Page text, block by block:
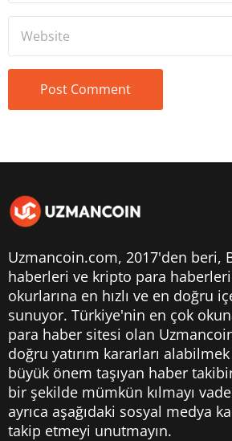
Uzmancoin.com, 2017'den beri,
haberleri ve kripto para haberleri
okurlarına en hızlı ve en doğru
sunuyor. Türkiye'nin en çok
para haber sitesi olan
doğru yatırım kararları alabilmek
büyük önem taşıyan haber
bir şekilde mümkün kılmayı
ayrıca aşağıdaki sosyal medya
takip etmeyi unutmayın.